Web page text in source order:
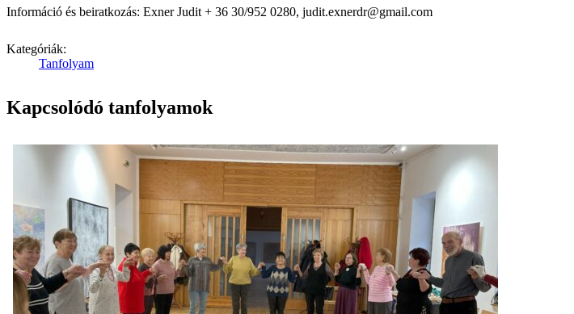
Információ és beiratkozás: Exner Judit + 36 30/952 0280, judit.exnerdr@gmail.com
Kategóriák:
Tanfolyam
Kapcsolódó tanfolyamok